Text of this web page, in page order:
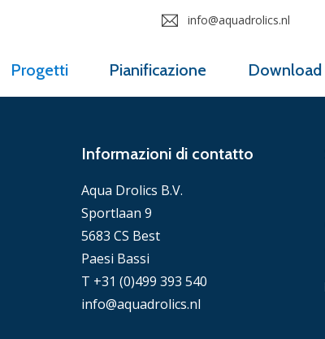
Progetti Pianificazione Download
info@aquadrolics.nl
Informazioni di contatto
Aqua Drolics B.V.
Sportlaan 9
5683 CS Best
Paesi Bassi
T +31 (0)499 393 540
info@aquadrolics.nl